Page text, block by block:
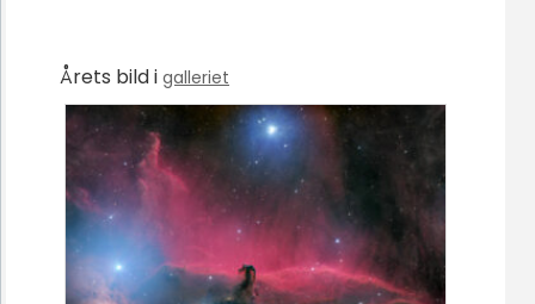
Årets bild i galleriet